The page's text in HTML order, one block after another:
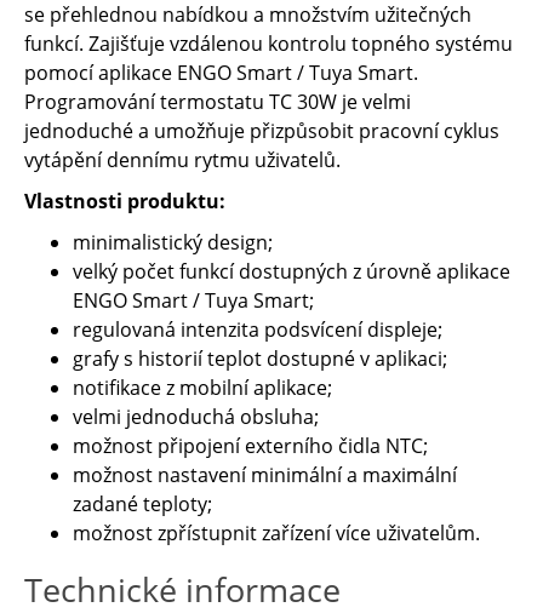
se přehlednou nabídkou a množstvím užitečných
funkcí. Zajišťuje vzdálenou kontrolu topného systému
pomocí aplikace ENGO Smart / Tuya Smart.
Programování termostatu TC 30W je velmi
jednoduché a umožňuje přizpůsobit pracovní cyklus
vytápění dennímu rytmu uživatelů.
Vlastnosti produktu:
minimalistický design;
velký počet funkcí dostupných z úrovně aplikace
ENGO Smart / Tuya Smart;
regulovaná intenzita podsvícení displeje;
grafy s historií teplot dostupné v aplikaci;
notifikace z mobilní aplikace;
velmi jednoduchá obsluha;
možnost připojení externího čidla NTC;
možnost nastavení minimální a maximální
zadané teploty;
možnost zpřístupnit zařízení více uživatelům.
Technické informace